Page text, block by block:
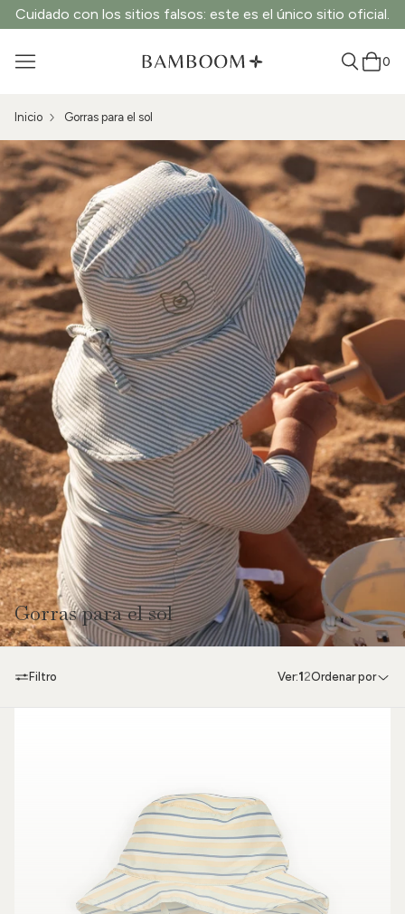
Cuidado con los sitios falsos: este es el único sitio oficial.
0
Inicio Gorras para el sol
Gorras para el sol
Filtro Ver:1 2Ordenar por